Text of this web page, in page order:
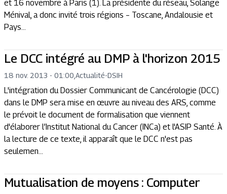
et 16 novembre à Paris (1). La présidente du réseau, Solange
Ménival, a donc invité trois régions – Toscane, Andalousie et
Pays...
Le DCC intégré au DMP à l'horizon 2015
18 nov. 2013 - 01:00 Actualité-DSIH
L'intégration du Dossier Communicant de Cancérologie (DCC)
dans le DMP sera mise en œuvre au niveau des ARS, comme
le prévoit le document de formalisation que viennent
d'élaborer l’Institut National du Cancer (INCa) et l'ASIP Santé. À
la lecture de ce texte, il apparaît que le DCC n'est pas
seulemen...
Mutualisation de moyens : Computer